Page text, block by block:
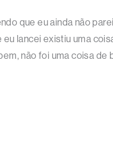
que eu ainda não
lancei existiu uma
não foi uma coisa de